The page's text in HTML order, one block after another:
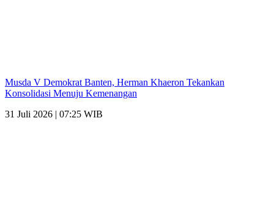
Musda V Demokrat Banten, Herman Khaeron Tekankan
Konsolidasi Menuju Kemenangan
31 Juli 2026 | 07:25 WIB